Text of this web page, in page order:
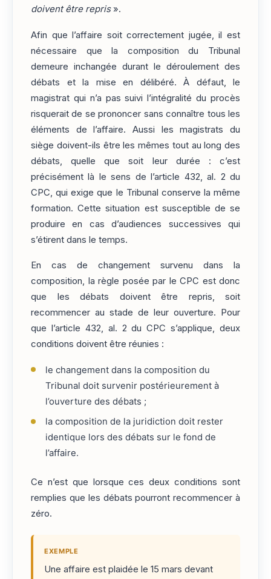
doivent être repris».
Afin que l’affaire soit correctement jugée, il est
nécessaire que la composition du Tribunal
demeure inchangée durant le déroulement des
débats et la mise en délibéré. À défaut, le
magistrat qui n’a pas suivi l’intégralité du procès
risquerait de se prononcer sans connaître tous les
éléments de l’affaire. Aussi les magistrats du
siège doivent-ils être les mêmes tout au long des
débats, quelle que soit leur durée : c’est
précisément là le sens de l’article 432, al. 2 du
CPC, qui exige que le Tribunal conserve la même
formation. Cette situation est susceptible de se
produire en cas d’audiences successives qui
s’étirent dans le temps.
En cas de changement survenu dans la
composition, la règle posée par le CPC est donc
que les débats doivent être repris, soit
recommencer au stade de leur ouverture. Pour
que l’article 432, al. 2 du CPC s’applique, deux
conditions doivent être réunies :
le changement dans la composition du
Tribunal doit survenir postérieurement à
l’ouverture des débats ;
la composition de la juridiction doit rester
identique lors des débats sur le fond de
l’affaire.
Ce n’est que lorsque ces deux conditions sont
remplies que les débats pourront recommencer à
zéro.
EXEMPLE
Une affaire est plaidée le 15 mars devant